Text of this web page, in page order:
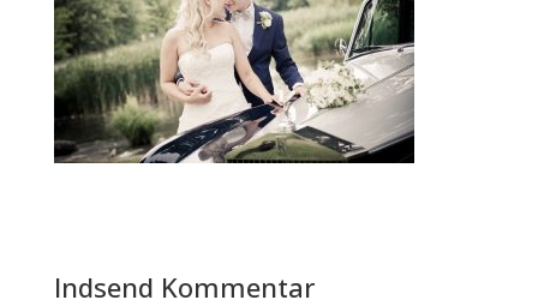
Indsend Kommentar